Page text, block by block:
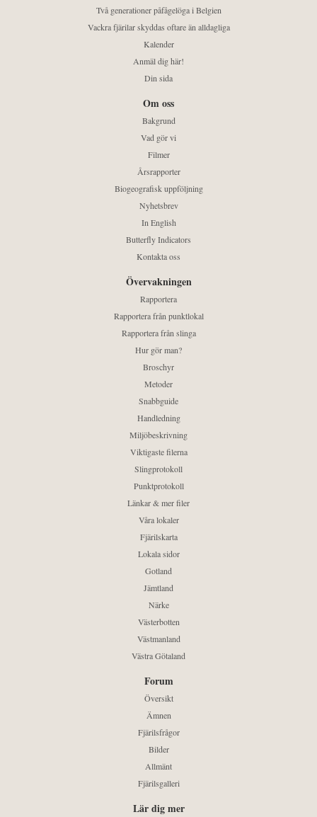
Två generationer påfågelöga i Belgien
Vackra fjärilar skyddas oftare än alldagliga
Kalender
Anmäl dig här!
Din sida
Om oss
Bakgrund
Vad gör vi
Filmer
Årsrapporter
Biogeografisk uppföljning
Nyhetsbrev
In English
Butterfly Indicators
Kontakta oss
Övervakningen
Rapportera
Rapportera från punktlokal
Rapportera från slinga
Hur gör man?
Broschyr
Metoder
Snabbguide
Handledning
Miljöbeskrivning
Viktigaste filerna
Slingprotokoll
Punktprotokoll
Länkar & mer filer
Våra lokaler
Fjärilskarta
Lokala sidor
Gotland
Jämtland
Närke
Västerbotten
Västmanland
Västra Götaland
Forum
Översikt
Ämnen
Fjärilsfrågor
Bilder
Allmänt
Fjärilsgalleri
Lär dig mer